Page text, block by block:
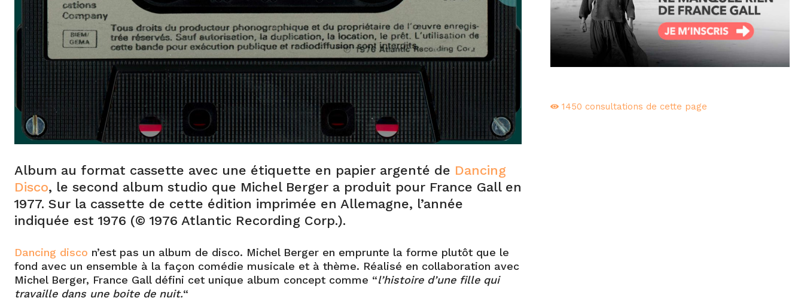
Album au format cassette avec une étiquette en papier argenté de Dancing
Disco, le second album studio que Michel Berger a produit pour France Gall en
1977. Sur la cassette de cette édition imprimée en Allemagne, l’année
indiquée est 1976 (© 1976 Atlantic Recording Corp.).
Dancing disco n’est pas un album de disco. Michel Berger en emprunte la forme plutôt que le
fond avec un ensemble à la façon comédie musicale et à thème. Réalisé en collaboration avec
Michel Berger, France Gall défini cet unique album concept comme “l’histoire d’une fille qui
travaille dans une boite de nuit.“
1450 consultations de cette page